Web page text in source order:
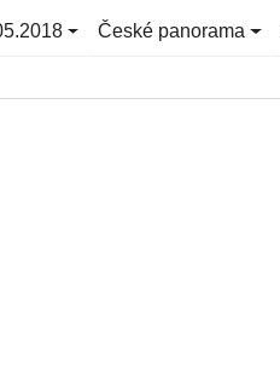
České panorama